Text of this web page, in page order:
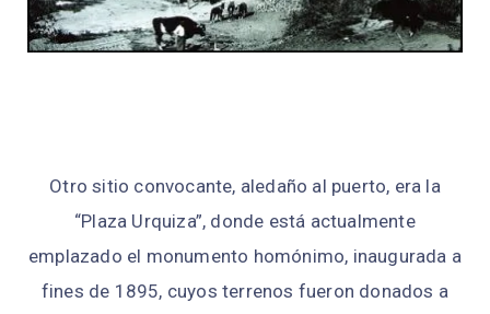
Otro sitio convocante, aledaño al puerto, era la
“Plaza Urquiza”, donde está actualmente
emplazado el monumento homónimo, inaugurada a
fines de 1895, cuyos terrenos fueron donados a